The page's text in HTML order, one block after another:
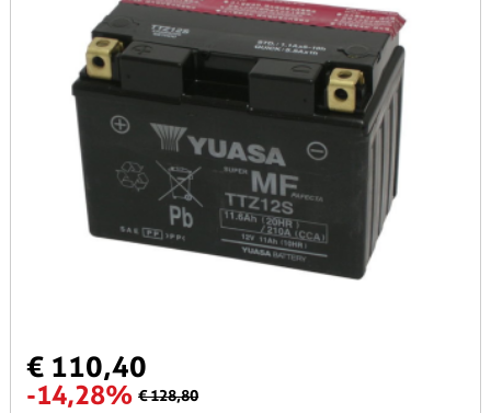
€ 110,40
-14,28% € 128,80